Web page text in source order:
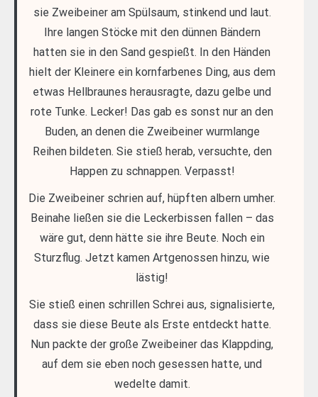
sie Zweibeiner am Spülsaum, stinkend und laut.
Ihre langen Stöcke mit den dünnen Bändern
hatten sie in den Sand gespießt. In den Händen
hielt der Kleinere ein kornfarbenes Ding, aus dem
etwas Hellbraunes herausragte, dazu gelbe und
rote Tunke. Lecker! Das gab es sonst nur an den
Buden, an denen die Zweibeiner wurmlange
Reihen bildeten. Sie stieß herab, versuchte, den
Happen zu schnappen. Verpasst!
Die Zweibeiner schrien auf, hüpften albern umher.
Beinahe ließen sie die Leckerbissen fallen – das
wäre gut, denn hätte sie ihre Beute. Noch ein
Sturzflug. Jetzt kamen Artgenossen hinzu, wie
lästig!
Sie stieß einen schrillen Schrei aus, signalisierte,
dass sie diese Beute als Erste entdeckt hatte.
Nun packte der große Zweibeiner das Klappding,
auf dem sie eben noch gesessen hatte, und
wedelte damit.